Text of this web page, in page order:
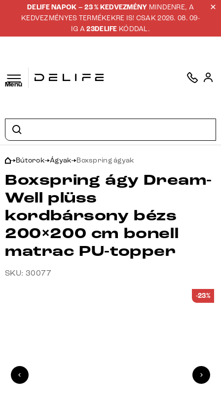
DELIFE NAPOK – 23 % KEDVEZMÉNY MINDENRE, A
KEDVEZMÉNYES TERMÉKEKRE IS! CSAK 2026. 08. 09-
IG A23DELIFE KÓDDAL.
Menü
Bútorok Ágyak Boxspring ágyak
Boxspring ágy Dream-
Well plüss
kordbársony bézs
200×200 cm bonell
matrac PU-topper
SKU: 30077
-23%